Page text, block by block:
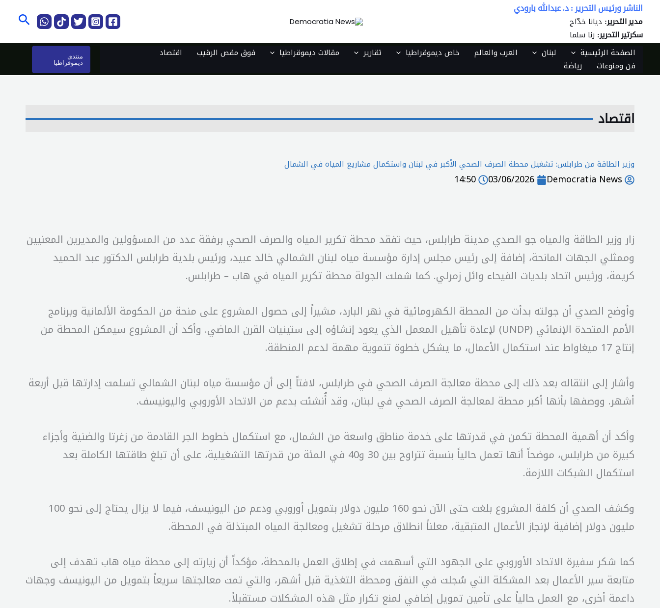
تخطي
المحتوى
الناشر ورئيس التحرير : د. عبدالله بارودي
مدير التحرير: ديانا خدّاج
سكرتير التحرير: رنا سلما
الصفحة الرئيسية لبنان العرب والعالم خاص ديموقراطيا تقارير مقالات ديموقراطيا فوق مقص الرقيب
اقتصاد
فن ومنوعات
رياضة
منتدى
ديموقراطيا
اقتصاد
وزير الطاقة من طرابلس: تشغيل محطة الصرف الصحي الأكبر في لبنان واستكمال مشاريع المياه في الشمال
Democratia News
03/06/2026
14:50
زار وزير الطاقة والمياه جو الصدي مدينة طرابلس، حيث تفقد محطة تكرير المياه والصرف الصحي برفقة عدد من المسؤولين والمديرين المعنيين
وممثلي الجهات المانحة، إضافة إلى رئيس مجلس إدارة مؤسسة مياه لبنان الشمالي خالد عبيد، ورئيس بلدية طرابلس الدكتور عبد الحميد
كريمة، ورئيس اتحاد بلديات الفيحاء وائل زمرلي. كما شملت الجولة محطة تكرير المياه في هاب – طرابلس.
وأوضح الصدي أن جولته بدأت من المحطة الكهرومائية في نهر البارد، مشيراً إلى حصول المشروع على منحة من الحكومة الألمانية وبرنامج
الأمم المتحدة الإنمائي (UNDP) لإعادة تأهيل المعمل الذي يعود إنشاؤه إلى ستينيات القرن الماضي. وأكد أن المشروع سيمكن المحطة من
إنتاج 17 ميغاواط عند استكمال الأعمال، ما يشكل خطوة تنموية مهمة لدعم المنطقة.
وأشار إلى انتقاله بعد ذلك إلى محطة معالجة الصرف الصحي في طرابلس، لافتاً إلى أن مؤسسة مياه لبنان الشمالي تسلمت إدارتها قبل أربعة
أشهر. ووصفها بأنها أكبر محطة لمعالجة الصرف الصحي في لبنان، وقد أُنشئت بدعم من الاتحاد الأوروبي واليونيسف.
وأكد أن أهمية المحطة تكمن في قدرتها على خدمة مناطق واسعة من الشمال، مع استكمال خطوط الجر القادمة من زغرتا والضنية وأجزاء
كبيرة من طرابلس، موضحاً أنها تعمل حالياً بنسبة تتراوح بين 30 و40 في المئة من قدرتها التشغيلية، على أن تبلغ طاقتها الكاملة بعد
استكمال الشبكات اللازمة.
وكشف الصدي أن كلفة المشروع بلغت حتى الآن نحو 160 مليون دولار بتمويل أوروبي ودعم من اليونيسف، فيما لا يزال يحتاج إلى نحو 100
مليون دولار إضافية لإنجاز الأعمال المتبقية، معلناً انطلاق مرحلة تشغيل ومعالجة المياه المبتذلة في المحطة.
كما شكر سفيرة الاتحاد الأوروبي على الجهود التي أسهمت في إطلاق العمل بالمحطة، مؤكداً أن زيارته إلى محطة مياه هاب تهدف إلى
متابعة سير الأعمال بعد المشكلة التي سُجلت في النفق ومحطة التغذية قبل أشهر، والتي تمت معالجتها سريعاً بتمويل من اليونيسف وجهات
داعمة أخرى، مع العمل حالياً على تأمين تمويل إضافي لمنع تكرار مثل هذه المشكلات مستقبلاً.